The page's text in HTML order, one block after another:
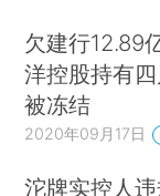
欠建行12.89
洋控股持有
被冻结
2020年09月17日
沱牌实控人